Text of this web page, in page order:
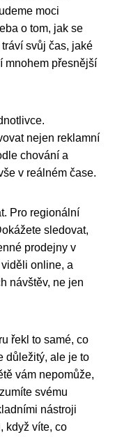
moci
o tom, jak se
svůj čas, jaké
mnohem přesnější
nejen reklamní
chování a
v reálném čase.
Pro regionální
sledovat,
prodejny v
online, a
návštěv, ne jen
řekl to samé, co
důležitý, ale je to
vám nepomůže,
svému
nástroji
když víte, co